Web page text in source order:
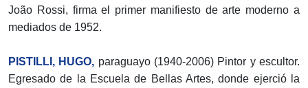
João Rossi, firma el primer manifiesto de arte moderno a
mediados de 1952.
PISTILLI, HUGO, paraguayo (1940-2006) Pintor y escultor.
Egresado de la Escuela de Bellas Artes, donde ejerció la